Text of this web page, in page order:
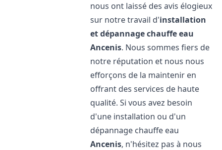
nous ont laissé des avis élogieux
sur notre travail d'installation
et dépannage chauffe eau
Ancenis. Nous sommes fiers de
notre réputation et nous nous
efforçons de la maintenir en
offrant des services de haute
qualité. Si vous avez besoin
d'une installation ou d'un
dépannage chauffe eau
Ancenis, n'hésitez pas à nous